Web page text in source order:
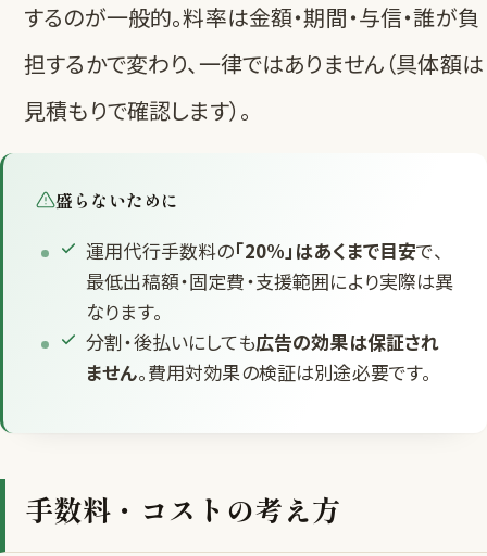
するのが一般的。料率は金額・期間・与信・誰が負
担するかで変わり、一律ではありません（具体額は
見積もりで確認します）。
盛らないために
運用代行手数料の「20%」はあくまで目安で、
最低出稿額・固定費・支援範囲により実際は異
なります。
分割・後払いにしても広告の効果は保証され
ません。費用対効果の検証は別途必要です。
手数料・コストの考え方